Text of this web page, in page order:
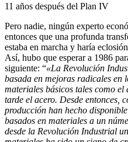
11 años después del Plan IV
Pero nadie, ningún experto
entonces que una profunda
estaba en marcha y haría
Así, hubo que esperar a 1986
siguiente: “«La Revolución
basada en mejoras radicales en
materiales básicos tales como
tarde el acero. Desde en­tonces,
producción han hecho
basados en mate­riales a un
desde la Revolución Industrial